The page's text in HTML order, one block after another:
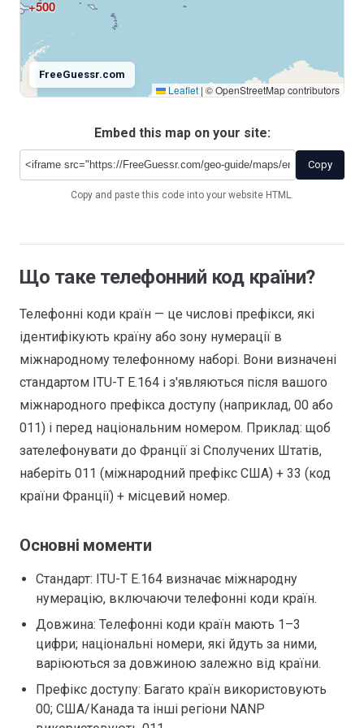
+500
Antarctica
+672
Leaflet | © OpenStreetMap contributors
FreeGuessr.com
Embed this map on your site:
Copy
Copy and paste this code into your website HTML.
Що таке телефонний код країни?
Телефонні коди країн — це числові префікси, які
ідентифікують країну або зону нумерації в
міжнародному телефонному наборі. Вони визначені
стандартом ITU-T E.164 і з'являються після вашого
міжнародного префікса доступу (наприклад, 00 або
011) і перед національним номером. Приклад: щоб
зателефонувати до Франції зі Сполучених Штатів,
наберіть 011 (міжнародний префікс США) + 33 (код
країни Франції) + місцевий номер.
Основні моменти
Стандарт: ITU-T E.164 визначає міжнародну
нумерацію, включаючи телефонні коди країн.
Довжина: Телефонні коди країн мають 1–3
цифри; національні номери, які йдуть за ними,
варіюються за довжиною залежно від країни.
Префікс доступу: Багато країн використовують
00; США/Канада та інші регіони NANP